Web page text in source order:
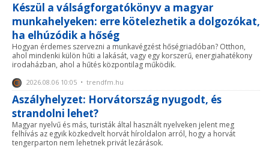
Készül a válságforgatókönyv a magyar
munkahelyeken: erre kötelezhetik a dolgozókat,
ha elhúzódik a hőség
Hogyan érdemes szervezni a munkavégzést hőségriadóban? Otthon,
ahol mindenki külön hűti a lakását, vagy egy korszerű, energiahatékony
irodaházban, ahol a hűtés központilag működik.
2026.08.06 10:05 • trendfm.hu
Aszályhelyzet: Horvátország nyugodt, és
strandolni lehet?
Magyar nyelvű és más, turisták által használt nyelveken jelent meg
felhívás az egyik közkedvelt horvát híroldalon arról, hogy a horvát
tengerparton nem lehetnek privát lezárások.